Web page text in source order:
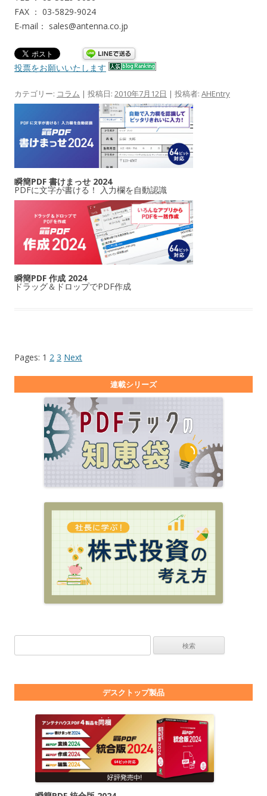
FAX ： 03-5829-9024
E-mail： sales@antenna.co.jp
投票をお願いいたします
カテゴリー: コラム | 投稿日: 2010年7月12日 | 投稿者: AHEntry
瞬簡PDF 書けまっせ 2024
PDFに文字が書ける！ 入力欄を自動認識
瞬簡PDF 作成 2024
ドラッグ＆ドロップでPDF作成
Pages: 1 2 3 Next
連載シリーズ
デスクトップ製品